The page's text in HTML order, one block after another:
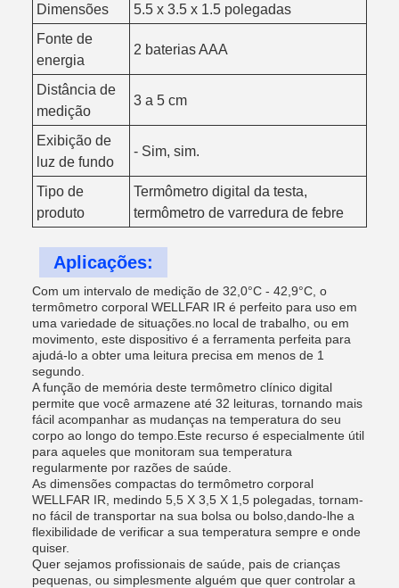
Dimensões
5.5 x 3.5 x 1.5 polegadas
Fonte de
energia
2 baterias AAA
Distância de
medição
3 a 5 cm
Exibição de
luz de fundo
- Sim, sim.
Tipo de
produto
Termômetro digital da testa,
termômetro de varredura de febre
Aplicações:
Com um intervalo de medição de 32,0°C - 42,9°C, o
termômetro corporal WELLFAR IR é perfeito para uso em
uma variedade de situações.no local de trabalho, ou em
movimento, este dispositivo é a ferramenta perfeita para
ajudá-lo a obter uma leitura precisa em menos de 1
segundo.
A função de memória deste termômetro clínico digital
permite que você armazene até 32 leituras, tornando mais
fácil acompanhar as mudanças na temperatura do seu
corpo ao longo do tempo.Este recurso é especialmente útil
para aqueles que monitoram sua temperatura
regularmente por razões de saúde.
As dimensões compactas do termômetro corporal
WELLFAR IR, medindo 5,5 X 3,5 X 1,5 polegadas, tornam-
no fácil de transportar na sua bolsa ou bolso,dando-lhe a
flexibilidade de verificar a sua temperatura sempre e onde
quiser.
Quer sejamos profissionais de saúde, pais de crianças
pequenas, ou simplesmente alguém que quer controlar a